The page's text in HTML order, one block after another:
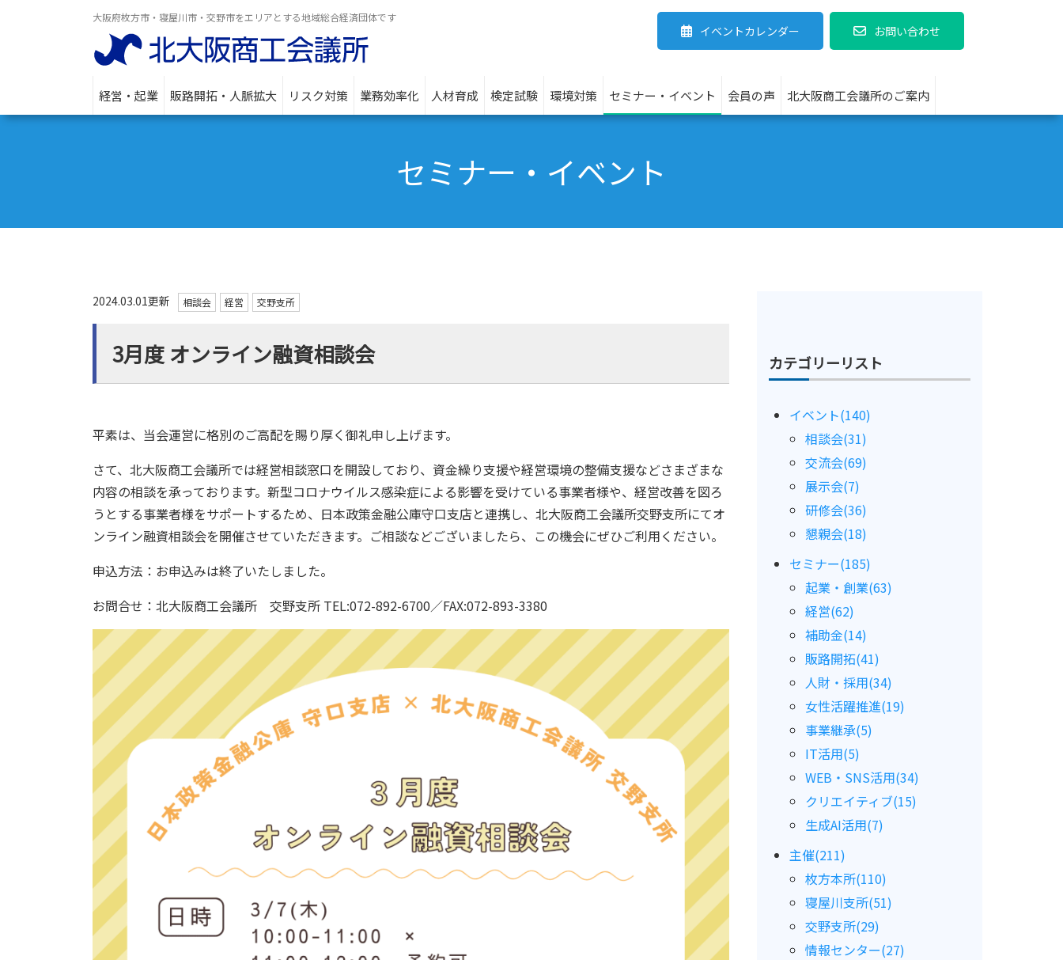
大阪府枚方市・寝屋川市・交野市をエリアとする地域総合経済団体です
イベントカレンダー お問い合わせ
経営・起業 販路開拓・人脈拡大 リスク対策 業務効率化 人材育成 検定試験 環境対策 セミナー・イベント 会員の声 北大阪商工会議所のご案内
セミナー・イベント
2024.03.01更新 相談会 経営 交野支所
3月度 オンライン融資相談会
平素は、当会運営に格別のご高配を賜り厚く御礼申し上げます。
さて、北大阪商工会議所では経営相談窓口を開設しており、資金繰り支援や経営環境の整備支援などさまざまな
内容の相談を承っております。新型コロナウイルス感染症による影響を受けている事業者様や、経営改善を図ろ
うとする事業者様をサポートするため、日本政策金融公庫守口支店と連携し、北大阪商工会議所交野支所にてオ
ンライン融資相談会を開催させていただきます。ご相談などございましたら、この機会にぜひご利用ください。
申込方法：お申込みは終了いたしました。
お問合せ：北大阪商工会議所 交野支所 TEL:072-892-6700／FAX:072-893-3380
カテゴリーリスト
イベント(140)
相談会(31)
交流会(69)
展示会(7)
研修会(36)
懇親会(18)
セミナー(185)
起業・創業(63)
経営(62)
補助金(14)
販路開拓(41)
人財・採用(34)
女性活躍推進(19)
事業継承(5)
IT活用(5)
WEB・SNS活用(34)
クリエイティブ(15)
生成AI活用(7)
主催(211)
枚方本所(110)
寝屋川支所(51)
交野支所(29)
情報センター(27)